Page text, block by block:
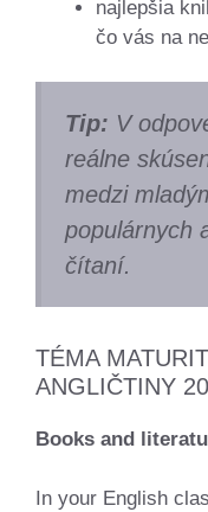
najlepšia
čo vás na
Tip: V
reálne
medzi
populárnych
čítaní.
TÉMA
ANGLIČTINY
Books and
In your English